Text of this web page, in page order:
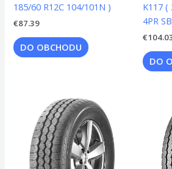
185/60 R12C 104/101N )
€87.39
DO OBCHODU
K117 (
4PR
€
DO